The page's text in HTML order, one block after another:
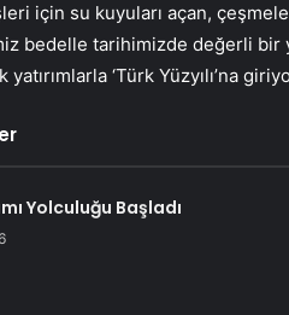
için su kuyuları açan,
bedelle tarihimizde değerli bir
yatırımlarla ‘Türk Yüzyılı’na
Yolculuğu Başladı